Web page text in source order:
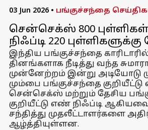
03 Jun 2026 • பங்குச்சந்தை
சென்செக்ஸ் 800
நிஃப்டி 220 புள்ளிகளுக்கு
இந்திய பங்குச்சந்தை
தினங்களாக நீடித்து வந்த
முன்னேற்றம் இன்று அடியோடு
மும்பை பங்குச்சந்தை
சென்செக்ஸ் மற்றும் தேசிய
குறியீட்டு எண் நிஃப்டி
சந்தித்து முதலீட்டாளர்களை
ஆழ்த்தியுள்ளன.